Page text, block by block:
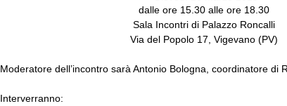
dalle ore 15.30 alle ore 18.30
Sala Incontri di Palazzo Roncalli
Via del Popolo 17, Vigevano (PV)
Moderatore dell’incontro sarà Antonio Bologna, coordinatore di
Interverranno: